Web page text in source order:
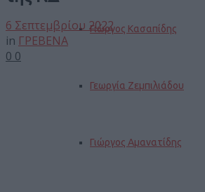
Γιώργος Κασαπίδης
Γεωργία Ζεμπιλιάδου
Γιώργος Αμανατίδης
6 Σεπτεμβρίου 2022
in ΓΡΕΒΕΝΑ
0 0